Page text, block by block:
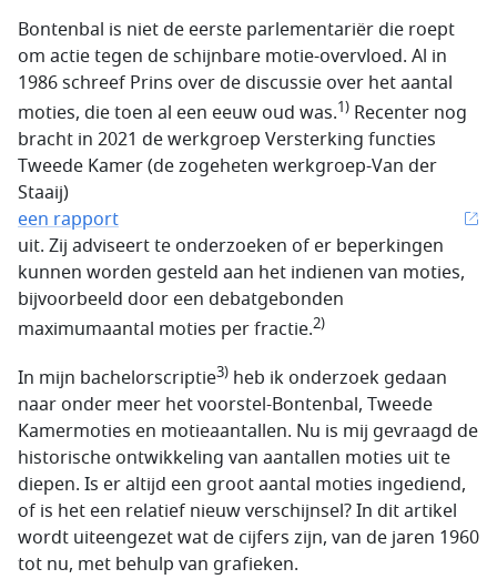
Bontenbal is niet de eerste parlementariër die roept
om actie tegen de schijnbare motie-overvloed. Al in
1986 schreef Prins over de discussie over het aantal
moties, die toen al een eeuw oud was.1) Recenter nog
bracht in 2021 de werkgroep Versterking functies
Tweede Kamer (de zogeheten werkgroep-Van der
Staaij)
een rapport
uit. Zij adviseert te onderzoeken of er beperkingen
kunnen worden gesteld aan het indienen van moties,
bijvoorbeeld door een debatgebonden
maximumaantal moties per fractie.2)
In mijn bachelorscriptie3) heb ik onderzoek gedaan
naar onder meer het voorstel-Bontenbal, Tweede
Kamermoties en motieaantallen. Nu is mij gevraagd de
historische ontwikkeling van aantallen moties uit te
diepen. Is er altijd een groot aantal moties ingediend,
of is het een relatief nieuw verschijnsel? In dit artikel
wordt uiteengezet wat de cijfers zijn, van de jaren 1960
tot nu, met behulp van grafieken.